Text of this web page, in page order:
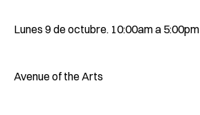
Lunes 9 de octubre. 10:00am a 5:00pm
Avenue of the Arts